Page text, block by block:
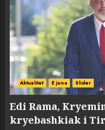
Aktualitet E jona Slider
Edi Rama,
kryebashkiak i